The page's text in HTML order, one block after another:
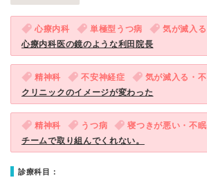
心療内科 単極型うつ病 気が滅入
心療内科医の鏡のような利田院長
精神科 不安神経症 気が滅入る・
クリニックのイメージが変わった
精神科 うつ病 寝つきが悪い・不眠
チームで取り組んでくれない。
診療科目：